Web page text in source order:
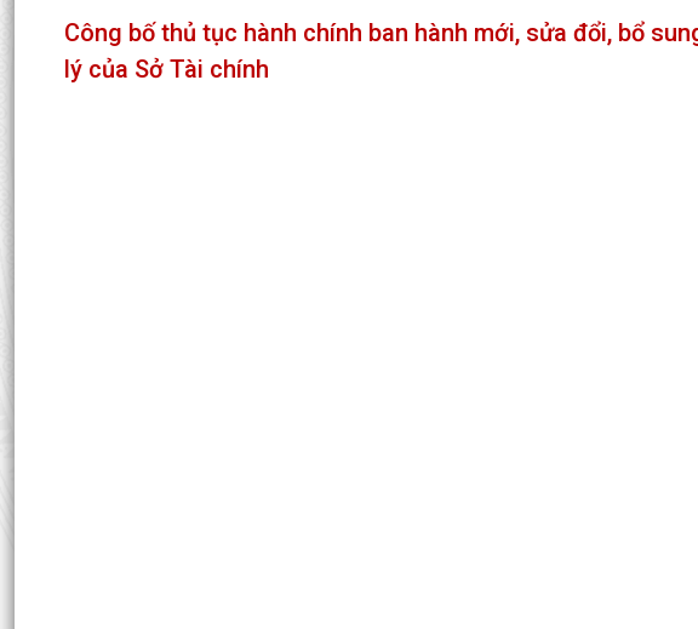
Công bố thủ tục hành chính ban hành mới, sửa đổi, bổ
lý của Sở Tài chính